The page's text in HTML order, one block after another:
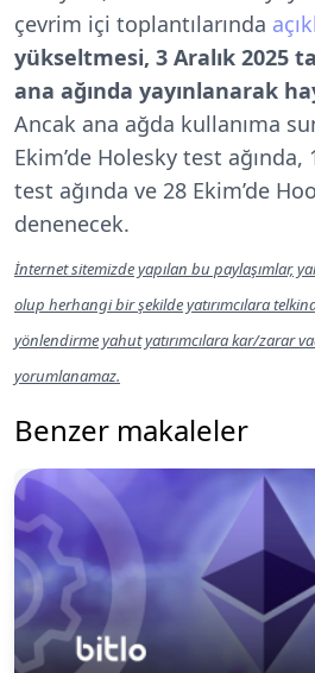
çevrim içi toplantılarında
yükseltmesi, 3 Aralık 2025
ana ağında yayınlanarak
Ancak ana ağda kullanıma
Ekim’de Holesky test ağında,
test ağında ve 28 Ekim’de
denenecek.
İnternet sitemizde yapılan bu paylaşımlar,
olup herhangi bir şekilde yatırımcılara
yönlendirme yahut yatırımcılara kar/zarar
yorumlanamaz.
Benzer makaleler